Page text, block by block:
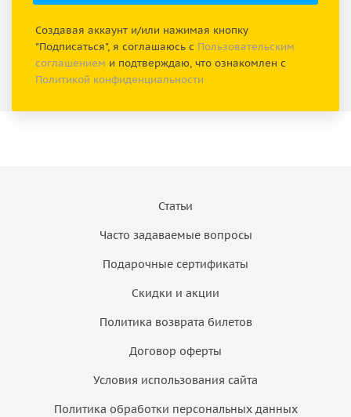
Создавая аккаунт и/или нажимая кнопку
"Подписаться", я соглашаюсь с Пользовательским
соглашением и подтверждаю, что ознакомлен с
Политикой конфиденциальности
Статьи
Часто задаваемые вопросы
Подарочные сертификаты
Скидки и акции
Политика возврата билетов
Договор оферты
Условия использования сайта
Политика обработки персональных данных